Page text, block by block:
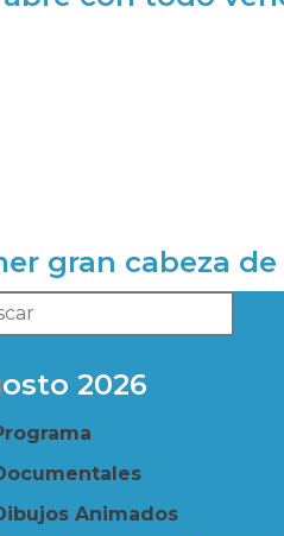
gran cabeza
2026
Animados